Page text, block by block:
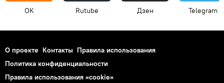
OK Rutube Дзен Telegram
О проекте Контакты Правила использования
Политика конфиденциальности
Правила использования «cookie»